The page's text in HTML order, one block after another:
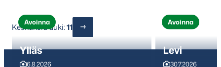
Ylläs
6.8.2026
Avoinna
Levi
30.7.2026
Avoinna
Keskuksia auki:11